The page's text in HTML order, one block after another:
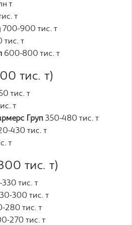
т
т
700-900 тис. т
тис. т
600-800 тис. т
тис. т)
тис. т
т
Груп 350-480 тис. т
430 тис. т
т
тис. т)
тис. т
300 тис. т
280 тис. т
270 тис. т